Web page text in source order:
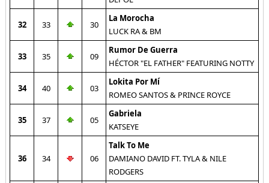
32 33 30
La Morocha
LUCK RA & BM
33 35 09
Rumor De Guerra
HÉCTOR "EL FATHER" FEATURING NOTTY
34 40 03
Lokita Por Mí
ROMEO SANTOS & PRINCE ROYCE
35 37 05
Gabriela
KATSEYE
36 34 06
Talk To Me
DAMIANO DAVID FT. TYLA & NILE
RODGERS